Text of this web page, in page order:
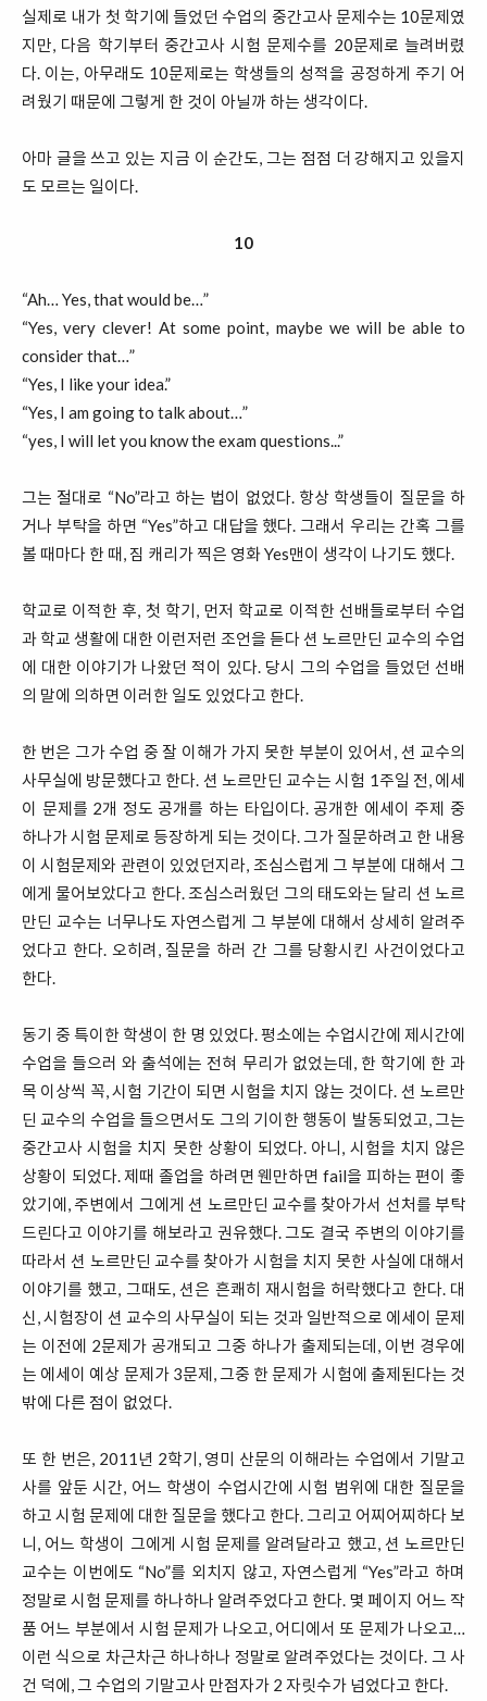
실제로 내가 첫 학기에 들었던 수업의 중간고사 문제수는 10문제였
지만, 다음 학기부터 중간고사 시험 문제수를 20문제로 늘려버렸
다. 이는, 아무래도 10문제로는 학생들의 성적을 공정하게 주기 어
려웠기 때문에 그렇게 한 것이 아닐까 하는 생각이다.
아마 글을 쓰고 있는 지금 이 순간도, 그는 점점 더 강해지고 있을지
도 모르는 일이다.
10
“Ah… Yes, that would be…”
“Yes, very clever! At some point, maybe we will be able to
consider that…”
“Yes, I like your idea.”
“Yes, I am going to talk about…”
“yes, I will let you know the exam questions...”
그는 절대로 “No”라고 하는 법이 없었다. 항상 학생들이 질문을 하
거나 부탁을 하면 “Yes”하고 대답을 했다. 그래서 우리는 간혹 그를
볼 때마다 한 때, 짐 캐리가 찍은 영화 Yes맨이 생각이 나기도 했다.
학교로 이적한 후, 첫 학기, 먼저 학교로 이적한 선배들로부터 수업
과 학교 생활에 대한 이런저런 조언을 듣다 션 노르만딘 교수의 수업
에 대한 이야기가 나왔던 적이 있다. 당시 그의 수업을 들었던 선배
의 말에 의하면 이러한 일도 있었다고 한다.
한 번은 그가 수업 중 잘 이해가 가지 못한 부분이 있어서, 션 교수의
사무실에 방문했다고 한다. 션 노르만딘 교수는 시험 1주일 전, 에세
이 문제를 2개 정도 공개를 하는 타입이다. 공개한 에세이 주제 중
하나가 시험 문제로 등장하게 되는 것이다. 그가 질문하려고 한 내용
이 시험문제와 관련이 있었던지라, 조심스럽게 그 부분에 대해서 그
에게 물어보았다고 한다. 조심스러웠던 그의 태도와는 달리 션 노르
만딘 교수는 너무나도 자연스럽게 그 부분에 대해서 상세히 알려주
었다고 한다. 오히려, 질문을 하러 간 그를 당황시킨 사건이었다고
한다.
동기 중 특이한 학생이 한 명 있었다. 평소에는 수업시간에 제시간에
수업을 들으러 와 출석에는 전혀 무리가 없었는데, 한 학기에 한 과
목 이상씩 꼭, 시험 기간이 되면 시험을 치지 않는 것이다. 션 노르만
딘 교수의 수업을 들으면서도 그의 기이한 행동이 발동되었고, 그는
중간고사 시험을 치지 못한 상황이 되었다. 아니, 시험을 치지 않은
상황이 되었다. 제때 졸업을 하려면 웬만하면 fail을 피하는 편이 좋
았기에, 주변에서 그에게 션 노르만딘 교수를 찾아가서 선처를 부탁
드린다고 이야기를 해보라고 권유했다. 그도 결국 주변의 이야기를
따라서 션 노르만딘 교수를 찾아가 시험을 치지 못한 사실에 대해서
이야기를 했고, 그때도, 션은 흔쾌히 재시험을 허락했다고 한다. 대
신, 시험장이 션 교수의 사무실이 되는 것과 일반적으로 에세이 문제
는 이전에 2문제가 공개되고 그중 하나가 출제되는데, 이번 경우에
는 에세이 예상 문제가 3문제, 그중 한 문제가 시험에 출제된다는 것
밖에 다른 점이 없었다.
또 한 번은, 2011년 2학기, 영미 산문의 이해라는 수업에서 기말고
사를 앞둔 시간, 어느 학생이 수업시간에 시험 범위에 대한 질문을
하고 시험 문제에 대한 질문을 했다고 한다. 그리고 어찌어찌하다 보
니, 어느 학생이 그에게 시험 문제를 알려달라고 했고, 션 노르만딘
교수는 이번에도 “No”를 외치지 않고, 자연스럽게 “Yes”라고 하며
정말로 시험 문제를 하나하나 알려주었다고 한다. 몇 페이지 어느 작
품 어느 부분에서 시험 문제가 나오고, 어디에서 또 문제가 나오고…
이런 식으로 차근차근 하나하나 정말로 알려주었다는 것이다. 그 사
건 덕에, 그 수업의 기말고사 만점자가 2 자릿수가 넘었다고 한다.